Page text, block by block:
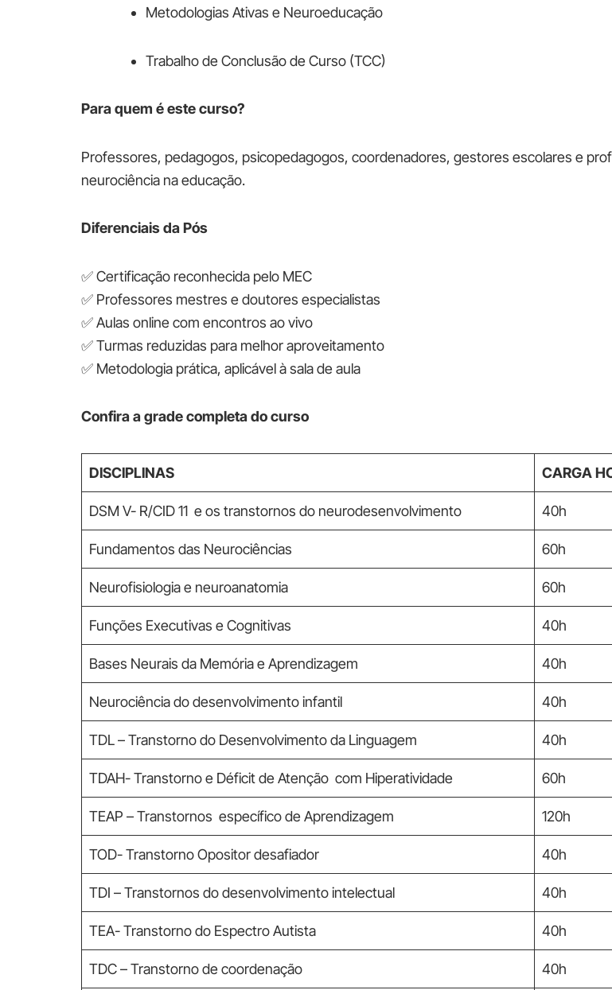
Metodologias Ativas e Neuroeducação
Trabalho de Conclusão de Curso (TCC)
Para quem é este curso?
Professores, pedagogos, psicopedagogos, coordenadores, gestores escolares e
neurociência na educação.
Diferenciais da Pós
✅ Certificação reconhecida pelo MEC
✅ Professores mestres e doutores especialistas
✅ Aulas online com encontros ao vivo
✅ Turmas reduzidas para melhor aproveitamento
✅ Metodologia prática, aplicável à sala de aula
Confira a grade completa do curso
DISCIPLINAS CARGA
DSM V- R/CID 11 e os transtornos do neurodesenvolvimento 40h
Fundamentos das Neurociências 60h
Neurofisiologia e neuroanatomia 60h
Funções Executivas e Cognitivas 40h
Bases Neurais da Memória e Aprendizagem 40h
Neurociência do desenvolvimento infantil 40h
TDL – Transtorno do Desenvolvimento da Linguagem 40h
TDAH- Transtorno e Déficit de Atenção com Hiperatividade 60h
TEAP – Transtornos específico de Aprendizagem 120h
TOD- Transtorno Opositor desafiador 40h
TDI – Transtornos do desenvolvimento intelectual 40h
TEA- Transtorno do Espectro Autista 40h
TDC – Transtorno de coordenação 40h